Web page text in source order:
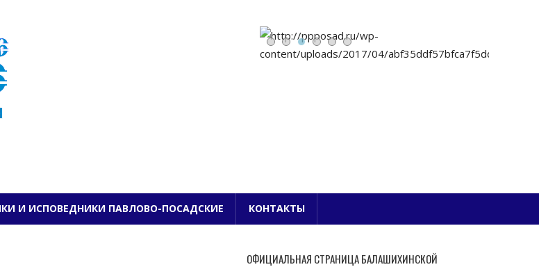
ПАВЛОВО-ПОСАДСКОЕ БЛАГОЧИНИЕ
И ИСПОВЕДНИКИ ПАВЛОВО-ПОСАДСКИЕ КОНТАКТЫ
ОФИЦИАЛЬНАЯ СТРАНИЦА БАЛАШИХИНСКОЙ